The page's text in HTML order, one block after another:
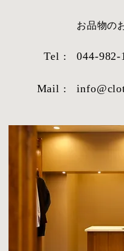
お品物の
Tel : 044-982-
Mail :